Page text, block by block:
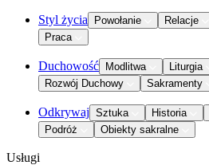
Styl życia Powołanie Relacje
Praca
Duchowość Modlitwa Liturgia
Rozwój Duchowy
Sakramenty
Odkrywaj Sztuka Historia
Podróż
Obiekty sakralne
Usługi